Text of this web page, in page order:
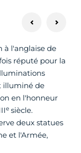
à l'anglaise de
réputé pour la
illuminé de
en l'honneur
e siècle.
deux statues
et l'Armée,